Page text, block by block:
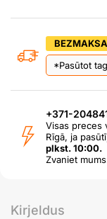
*Pasūtot
+371-
Visas preces
Rīgā, ja
plkst. 10:00.
Zvaniet
Kirjeldus